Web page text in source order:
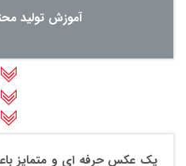
آموزش تولید
یک عکس حرفه ای و متمایز